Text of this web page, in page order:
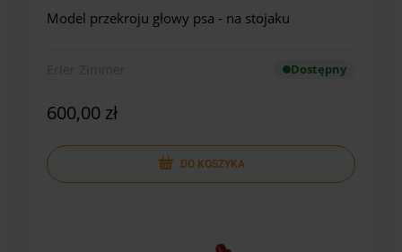
Model przekroju głowy psa - na stojaku
Dostępny
600,00 zł
DO KOSZYKA